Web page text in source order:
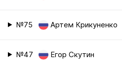
№75 Артем Крикуненко
№47 Егор Скутин